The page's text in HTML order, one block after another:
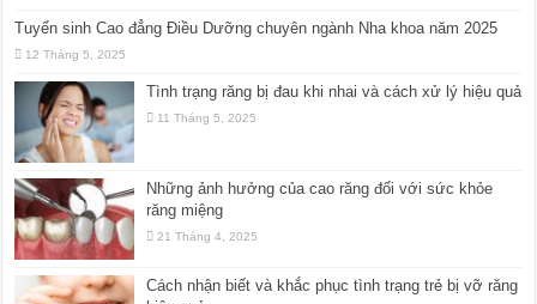
Tuyển sinh Cao đẳng Điều Dưỡng chuyên ngành Nha khoa năm 2025
12 Tháng 5, 2025
Tình trạng răng bị đau khi nhai và cách xử lý hiệu quả
11 Tháng 5, 2025
Những ảnh hưởng của cao răng đối với sức khỏe
răng miệng
21 Tháng 4, 2025
Cách nhận biết và khắc phục tình trạng trẻ bị vỡ răng